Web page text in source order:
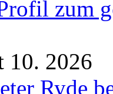
zum
10. 2026
Ryde